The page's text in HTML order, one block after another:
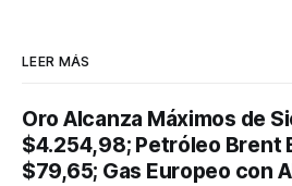
LEER MÁS
Oro Alcanza Máximos de
$4.254,98; Petróleo Brent
$79,65; Gas Europeo con